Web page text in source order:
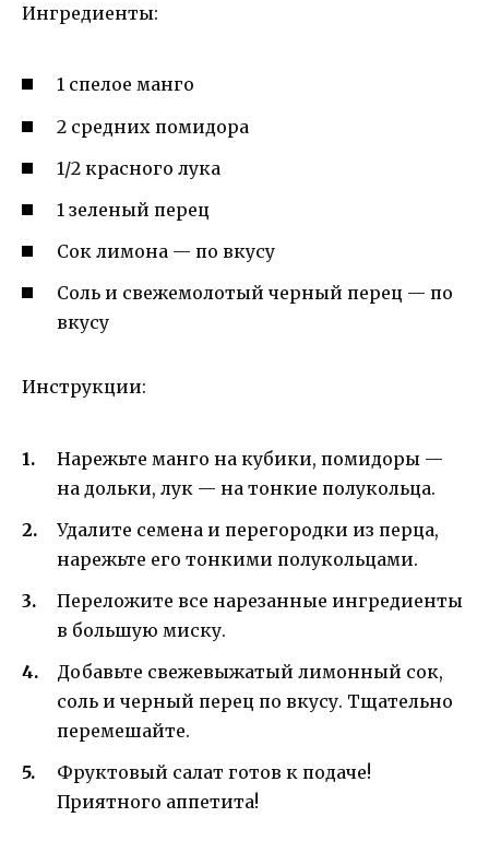
Ингредиенты:
1 спелое манго
2 средних помидора
1/2 красного лука
1 зеленый перец
Сок лимона — по вкусу
Соль и свежемолотый черный перец — по
вкусу
Инструкции:
Нарежьте манго на кубики, помидоры —
на дольки, лук — на тонкие полукольца.
Удалите семена и перегородки из перца,
нарежьте его тонкими полукольцами.
Переложите все нарезанные ингредиенты
в большую миску.
Добавьте свежевыжатый лимонный сок,
соль и черный перец по вкусу. Тщательно
перемешайте.
Фруктовый салат готов к подаче!
Приятного аппетита!